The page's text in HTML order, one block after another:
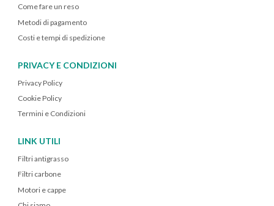
Come fare un reso
Metodi di pagamento
Costi e tempi di spedizione
PRIVACY E CONDIZIONI
Privacy Policy
Cookie Policy
Termini e Condizioni
LINK UTILI
Filtri antigrasso
Filtri carbone
Motori e cappe